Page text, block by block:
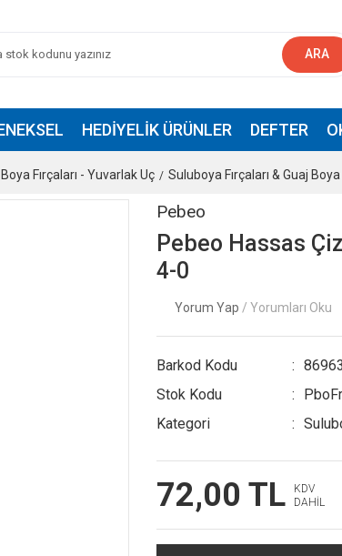
ARA
HEDIYELIK ÜRÜNLER DEFTER
Fırçaları - Yuvarlak Uç Suluboya Fırçaları & Guaj
Pebeo
Pebeo Hassas
4-0
Yorum Yap / Yorumları Oku
Barkod Kodu
Stok Kodu
Kategori
72,00 TL
KDV
DAHİL